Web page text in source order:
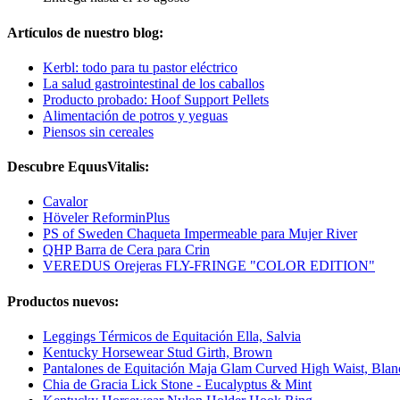
Artículos de nuestro blog:
Kerbl: todo para tu pastor eléctrico
La salud gastrointestinal de los caballos
Producto probado: Hoof Support Pellets
Alimentación de potros y yeguas
Piensos sin cereales
Descubre EquusVitalis:
Cavalor
Höveler ReforminPlus
PS of Sweden Chaqueta Impermeable para Mujer River
QHP Barra de Cera para Crin
VEREDUS Orejeras FLY-FRINGE "COLOR EDITION"
Productos nuevos:
Leggings Térmicos de Equitación Ella, Salvia
Kentucky Horsewear Stud Girth, Brown
Pantalones de Equitación Maja Glam Curved High Waist,
Chia de Gracia Lick Stone - Eucalyptus & Mint